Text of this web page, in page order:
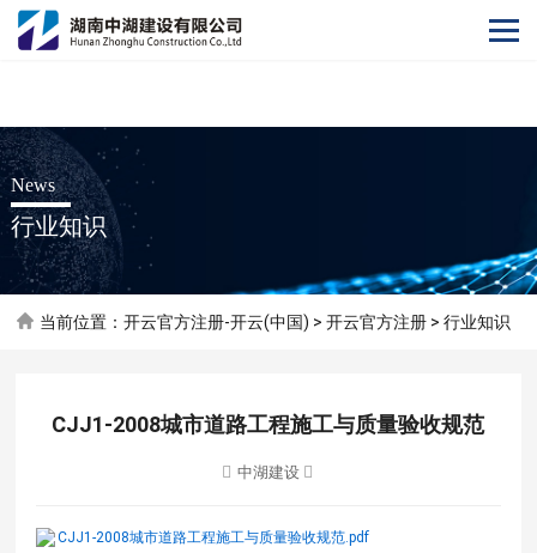
开云官方注册
News
行业知识
当前位置：开云官方注册-开云(中国) >开云官方注册 >行业知识
CJJ1-2008城市道路工程施工与质量验收规范
中湖建设
CJJ1-2008城市道路工程施工与质量验收规范.pdf